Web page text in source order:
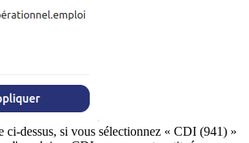
ci-dessus, si vous sélectionnez « CDI (941) »